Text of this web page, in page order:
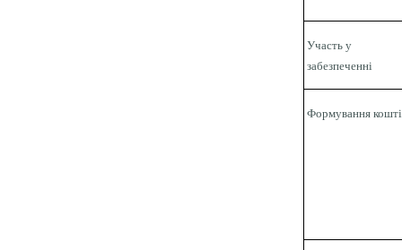
Участь у
забезпеченні
Формування